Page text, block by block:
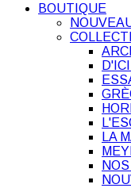
BOUTIQUE
LA